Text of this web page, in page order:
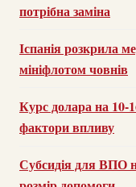
потрібна заміна
Іспанія розкрила
мініфлотом човнів
Курс долара на 10-
фактори впливу
Субсидія для ВПО